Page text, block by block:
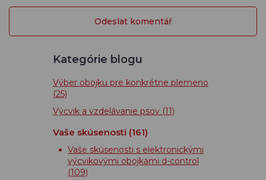
Kategórie blogu
Výber obojku pre konkrétne plemeno
(25)
Výcvik a vzdelávanie psov (11)
Vaše skúsenosti (161)
Vaše skúsenosti s elektronickými
výcvikovými obojkami d-control
(109)